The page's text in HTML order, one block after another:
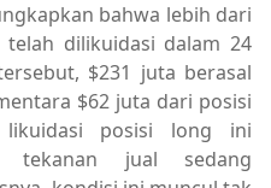
bahwa lebih dari
dilikuidasi dalam 24
$231 juta berasal
$62 juta dari posisi
posisi long ini
tekanan jual sedang